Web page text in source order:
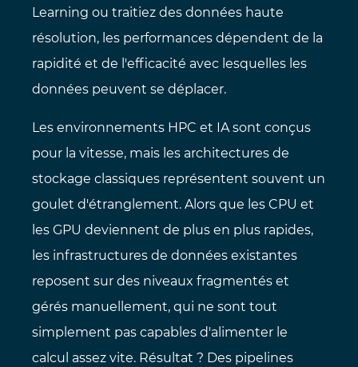
Learning ou traitiez des données haute
résolution, les performances dépendent de la
rapidité et de l'efficacité avec lesquelles les
données peuvent se déplacer.
Les environnements HPC et IA sont conçus
pour la vitesse, mais les architectures de
stockage classiques représentent souvent un
goulet d'étranglement. Alors que les CPU et
les GPU deviennent de plus en plus rapides,
les infrastructures de données existantes
reposent sur des niveaux fragmentés et
gérés manuellement, qui ne sont tout
simplement pas capables d'alimenter le
calcul assez vite. Résultat ? Des pipelines